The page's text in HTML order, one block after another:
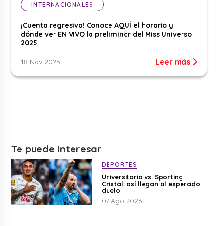
INTERNACIONALES
¡Cuenta regresiva! Conoce AQUÍ el horario y
dónde ver EN VIVO la preliminar del Miss Universo
2025
18 Nov 2025 Leer más
Te puede interesar
DEPORTES
Universitario vs. Sporting
Cristal: así llegan al esperado
duelo
07 Ago 2026